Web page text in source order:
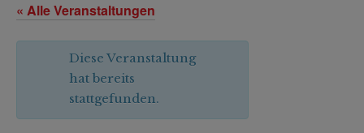
« Alle Veranstaltungen
Diese Veranstaltung
hat bereits
stattgefunden.